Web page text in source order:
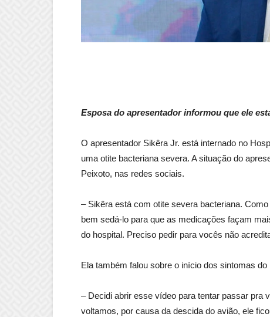
Esposa do apresentador informou que ele
O apresentador Sikêra Jr. está internado no
uma otite bacteriana severa. A situação do
Peixoto, nas redes sociais.
– Sikêra está com otite severa bacteriana.
bem sedá-lo para que as medicações façam
do hospital. Preciso pedir para vocês não
Ela também falou sobre o início dos sintomas do
– Decidi abrir esse vídeo para tentar passar pra
voltamos, por causa da descida do avião, ele